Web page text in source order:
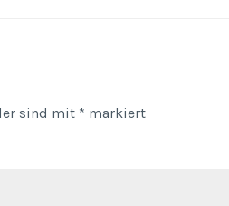
sind mit * markiert